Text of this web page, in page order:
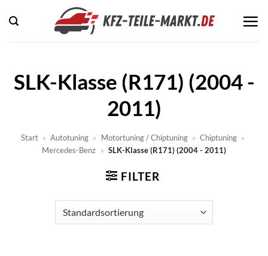
Inhalt
springen
SLK-Klasse (R171) (2004 -
2011)
Start » Autotuning » Motortuning / Chiptuning » Chiptuning »
Mercedes-Benz » SLK-Klasse (R171) (2004 - 2011)
FILTER